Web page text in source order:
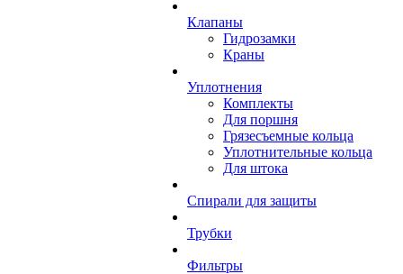
Клапаны
Гидрозамки
Краны
Уплотнения
Комплекты
Для поршня
Грязесъемные кольца
Уплотнительные кольца
Для штока
Спирали для защиты
Трубки
Фильтры